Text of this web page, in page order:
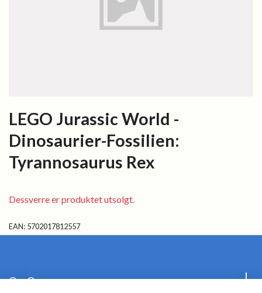
LEGO Jurassic World -
Dinosaurier-Fossilien:
Tyrannosaurus Rex
Dessverre er produktet utsolgt.
EAN: 5702017812557
Om Oss